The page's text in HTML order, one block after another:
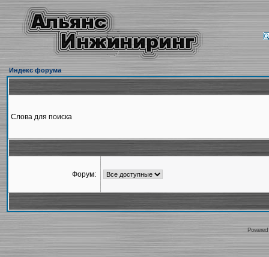
Индекс форума
Слова для поиска
Форум: